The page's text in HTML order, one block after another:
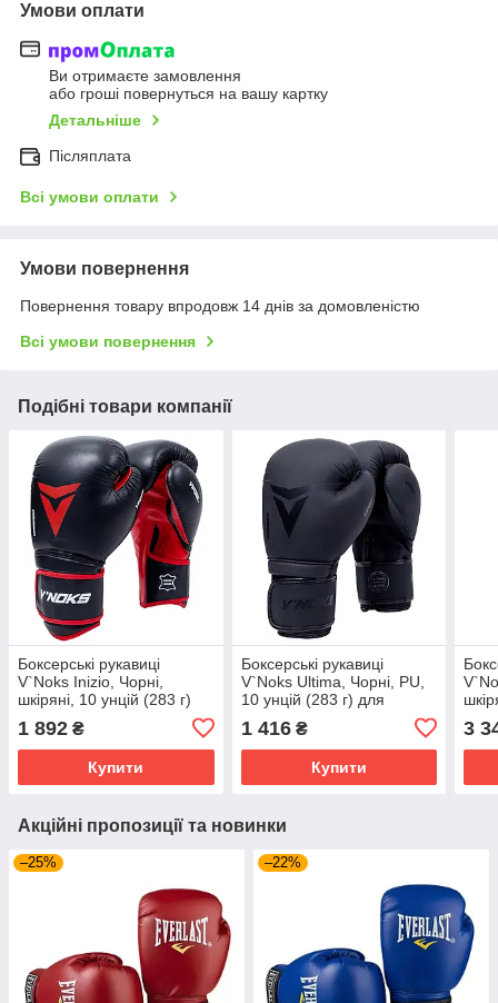
Умови оплати
Ви отримаєте замовлення
або гроші повернуться на вашу картку
Детальніше
Післяплата
Всі умови оплати
Умови повернення
Повернення товару впродовж 14 днів за домовленістю
Всі умови повернення
Подібні товари компанії
Боксерські рукавиці
V`Noks Inizio, Чорні,
шкіряні, 10 унцій (283 г)
років до 60 кг. (60098)
1 892 ₴
Купити
Боксерські рукавиці
V`Noks Ultima, Чорні, PU,
10 унцій (283 г) для
спортсменів від 8 років до
60 кг. (60180)
1 416₴
Купити
3
Акційні пропозиції та новинки
–25% –22%